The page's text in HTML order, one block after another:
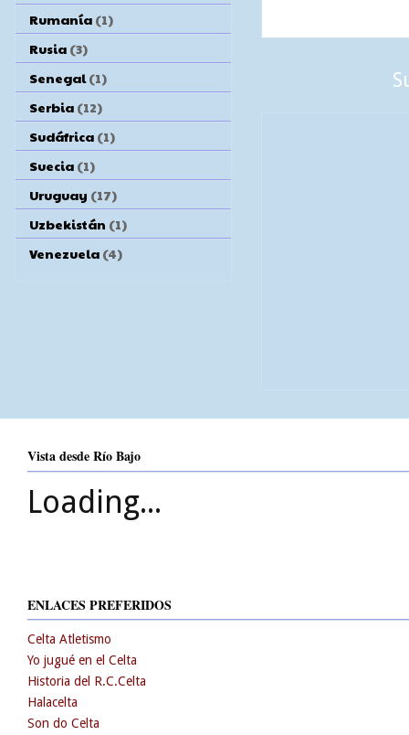
Rumanía (1)
Rusia (3)
Senegal (1)
Serbia (12)
Sudáfrica (1)
Suecia (1)
Uruguay (17)
Uzbekistán (1)
Venezuela (4)
Vista desde Río Bajo
Loading...
ENLACES PREFERIDOS
Celta Atletismo
Yo jugué en el Celta
Historia del R.C.Celta
Halacelta
Son do Celta